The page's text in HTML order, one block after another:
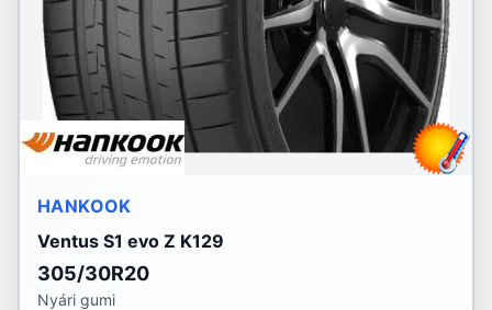
HANKOOK
Ventus S1 evo Z K129
305/30R20
Nyári gumi